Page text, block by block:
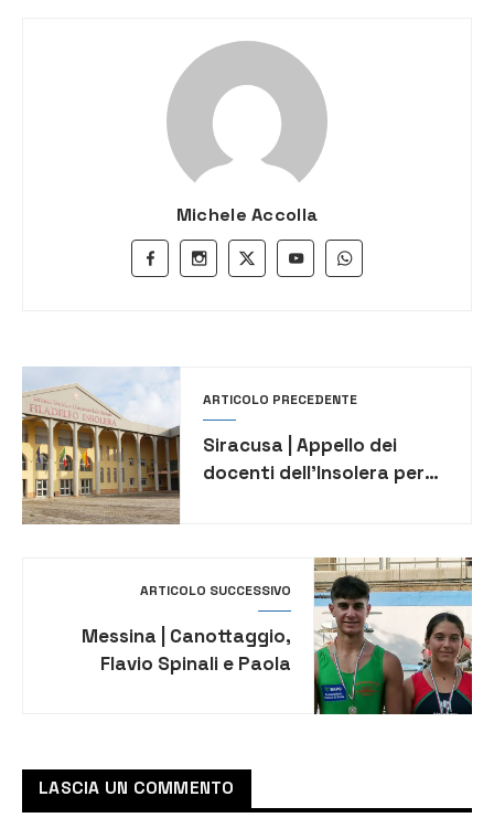
Michele Accolla
ARTICOLO PRECEDENTE
Siracusa | Appello dei
docenti dell’Insolera per
ARTICOLO SUCCESSIVO
Messina | Canottaggio,
Flavio Spinali e Paola
LASCIA UN COMMENTO